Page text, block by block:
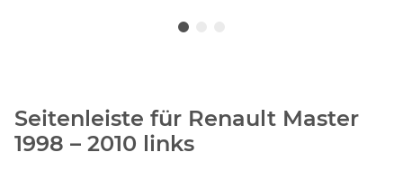
Seitenleiste für Renault Master
1998 – 2010 links